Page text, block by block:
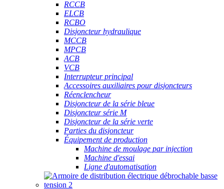
RCCB
ELCB
RCBO
Disjoncteur hydraulique
MCCB
MPCB
ACB
VCB
Interrupteur principal
Accessoires auxiliaires pour disjoncteurs
Réenclencheur
Disjoncteur de la série bleue
Disjoncteur série M
Disjoncteur de la série verte
Parties du disjoncteur
Équipement de production
Machine de moulage par injection
Machine d'essai
Ligne d'automatisation